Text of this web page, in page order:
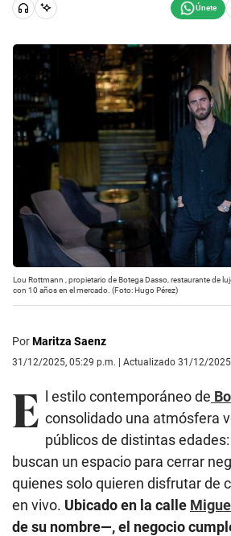
Lou Rottmann , propietario de Botega Dasso, restaurante de
con 10 años en el mercado. (Foto: Hugo Pérez)
PorMaritza Saenz
31/12/2025, 05:29 p.m. | Actualizado 31/12/
E l estilo contemporáneo de
consolidado una atmósfera
públicos de distintas
buscan un espacio para cerrar
quienes solo quieren disfrutar de
en vivo. Ubicado en la calle
de su nombre—, el negocio